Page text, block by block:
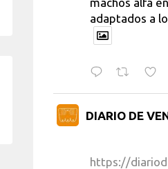
adaptados a
DIARIO DE
https://